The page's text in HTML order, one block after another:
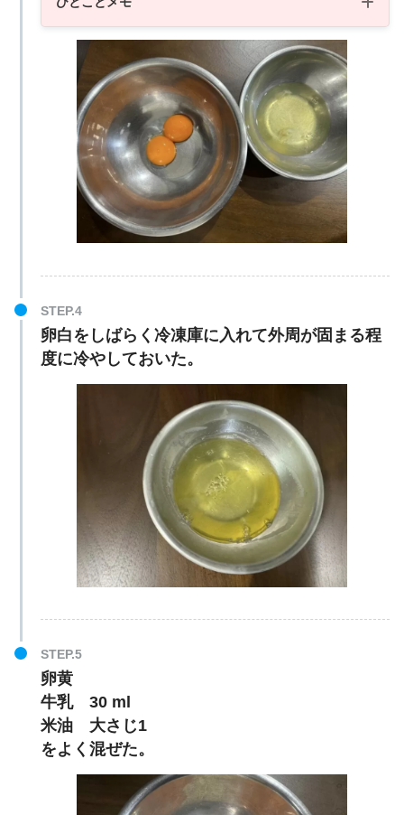
卵白をしばらく冷凍庫に入れて外周が固まる程
度に冷やしておいた。
卵黄
牛乳 30 ml
米油 大さじ1
をよく混ぜた。